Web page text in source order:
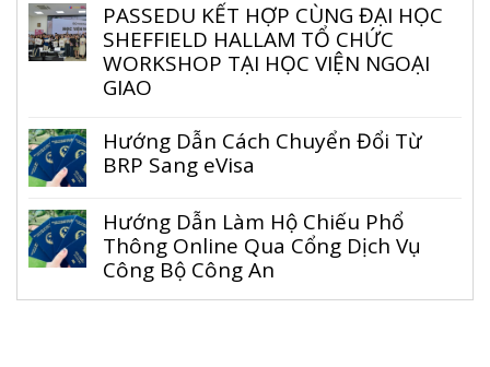
PASSEDU KẾT HỢP CÙNG ĐẠI HỌC
SHEFFIELD HALLAM TỔ CHỨC
WORKSHOP TẠI HỌC VIỆN NGOẠI
GIAO
Hướng Dẫn Cách Chuyển Đổi Từ
BRP Sang eVisa
Hướng Dẫn Làm Hộ Chiếu Phổ
Thông Online Qua Cổng Dịch Vụ
Công Bộ Công An